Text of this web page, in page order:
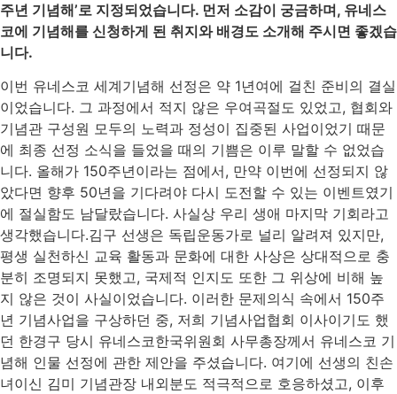
주년 기념해’로 지정되었습니다. 먼저 소감이 궁금하며, 유네스
코에 기념해를 신청하게 된 취지와 배경도 소개해 주시면 좋겠습
니다.
이번 유네스코 세계기념해 선정은 약 1년여에 걸친 준비의 결실
이었습니다. 그 과정에서 적지 않은 우여곡절도 있었고, 협회와
기념관 구성원 모두의 노력과 정성이 집중된 사업이었기 때문
에 최종 선정 소식을 들었을 때의 기쁨은 이루 말할 수 없었습
니다. 올해가 150주년이라는 점에서, 만약 이번에 선정되지 않
았다면 향후 50년을 기다려야 다시 도전할 수 있는 이벤트였기
에 절실함도 남달랐습니다. 사실상 우리 생애 마지막 기회라고
생각했습니다.김구 선생은 독립운동가로 널리 알려져 있지만,
평생 실천하신 교육 활동과 문화에 대한 사상은 상대적으로 충
분히 조명되지 못했고, 국제적 인지도 또한 그 위상에 비해 높
지 않은 것이 사실이었습니다. 이러한 문제의식 속에서 150주
년 기념사업을 구상하던 중, 저희 기념사업협회 이사이기도 했
던 한경구 당시 유네스코한국위원회 사무총장께서 유네스코 기
념해 인물 선정에 관한 제안을 주셨습니다. 여기에 선생의 친손
녀이신 김미 기념관장 내외분도 적극적으로 호응하셨고, 이후